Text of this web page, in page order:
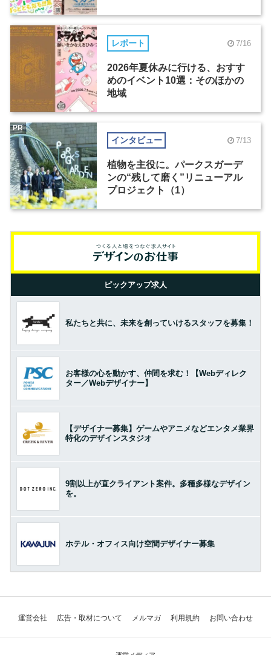
レポート 7/16
2026年夏休みに行ける、おすす
めのイベント10選：そのほかの
地域
インタビュー 7/13
植物を主役に。パークスガーデ
ンの“残して磨く”リニューアル
プロジェクト（1）
PR
ピックアップ求人
私たちと共に、未来を創っていけるスタッフを募集！
お客様の心を動かす、仲間を求む！【Webディレク
ター／Webデザイナー】
【デザイナー募集】ゲームやアニメなどエンタメ業界
特化のデザインスタジオ
9割以上が直クライアント案件。多種多様なデザイン
を。
ホテル・オフィス向け空間デザイナー募集
運営会社 広告・取材について メルマガ 利用規約 お問い合わせ